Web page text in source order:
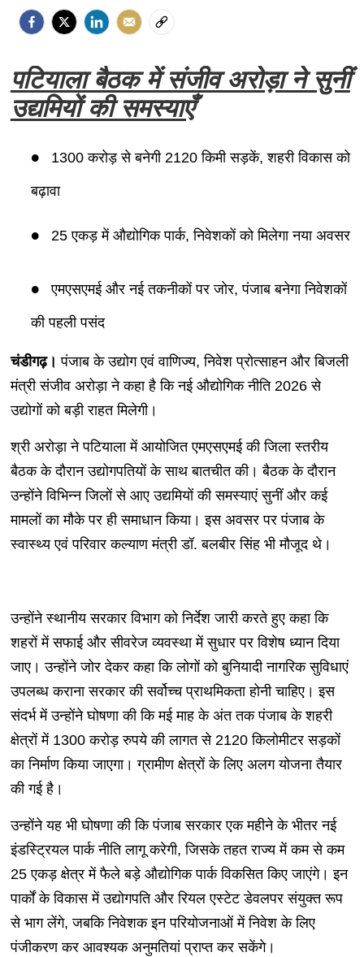
पटियाला बैठक में संजीव अरोड़ा ने सुनीं
उद्यमियों की समस्याएँ
1300 करोड़ से बनेगी 2120 किमी सड़कें, शहरी विकास को
बढ़ावा
25 एकड़ में औद्योगिक पार्क, निवेशकों को मिलेगा नया अवसर
एमएसएमई और नई तकनीकों पर जोर, पंजाब बनेगा निवेशकों
की पहली पसंद
चंडीगढ़।पंजाब के उद्योग एवं वाणिज्य, निवेश प्रोत्साहन और बिजली
मंत्री संजीव अरोड़ा ने कहा है कि नई औद्योगिक नीति 2026 से
उद्योगों को बड़ी राहत मिलेगी।
श्री अरोड़ा ने पटियाला में आयोजित एमएसएमई की जिला स्तरीय
बैठक के दौरान उद्योगपतियों के साथ बातचीत की। बैठक के दौरान
उन्होंने विभिन्न जिलों से आए उद्यमियों की समस्याएं सुनीं और कई
मामलों का मौके पर ही समाधान किया। इस अवसर पर पंजाब के
स्वास्थ्य एवं परिवार कल्याण मंत्री डॉ. बलबीर सिंह भी मौजूद थे।
उन्होंने स्थानीय सरकार विभाग को निर्देश जारी करते हुए कहा कि
शहरों में सफाई और सीवरेज व्यवस्था में सुधार पर विशेष ध्यान दिया
जाए। उन्होंने जोर देकर कहा कि लोगों को बुनियादी नागरिक सुविधाएं
उपलब्ध कराना सरकार की सर्वोच्च प्राथमिकता होनी चाहिए। इस
संदर्भ में उन्होंने घोषणा की कि मई माह के अंत तक पंजाब के शहरी
क्षेत्रों में 1300 करोड़ रुपये की लागत से 2120 किलोमीटर सड़कों
का निर्माण किया जाएगा। ग्रामीण क्षेत्रों के लिए अलग योजना तैयार
की गई है।
उन्होंने यह भी घोषणा की कि पंजाब सरकार एक महीने के भीतर नई
इंडस्ट्रियल पार्क नीति लागू करेगी, जिसके तहत राज्य में कम से कम
25 एकड़ क्षेत्र में फैले बड़े औद्योगिक पार्क विकसित किए जाएंगे। इन
पार्कों के विकास में उद्योगपति और रियल एस्टेट डेवलपर संयुक्त रूप
से भाग लेंगे, जबकि निवेशक इन परियोजनाओं में निवेश के लिए
पंजीकरण कर आवश्यक अनुमतियां प्राप्त कर सकेंगे।